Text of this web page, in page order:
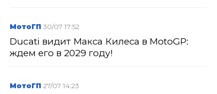
МотоГП 30/07 17:52
Ducati видит Макса Килеса в MotoGP:
ждем его в 2029 году!
МотоГП 27/07 14:23